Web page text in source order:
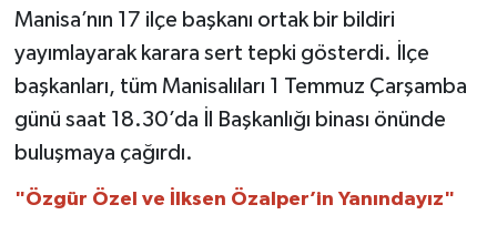
Manisa’nın 17 ilçe başkanı ortak bir bildiri
yayımlayarak karara sert tepki gösterdi. İlçe
başkanları, tüm Manisalıları 1 Temmuz Çarşamba
günü saat 18.30’da İl Başkanlığı binası önünde
buluşmaya çağırdı.
"Özgür Özel ve İlksen Özalper’in Yanındayız"